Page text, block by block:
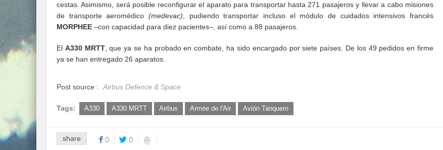
cestas. Asimismo, será posible reconfigurar el aparato para transportar hasta 271 pasajeros y llevar a cabo misiones
de transporte aeromédico (medevac), pudiendo transportar incluso el módulo de cuidados intensivos francés
MORPHEE –con capacidad para diez pacientes–, así como a 88 pasajeros.
El A330 MRTT, que ya se ha probado en combate, ha sido encargado por siete países. De los 49 pedidos en firme
ya se han entregado 26 aparatos.
Post source : Airbus Defence & Space
Tags: A330 A330 MRTT Airbus Armée de l'Air Avión Tanquero
share 0 0